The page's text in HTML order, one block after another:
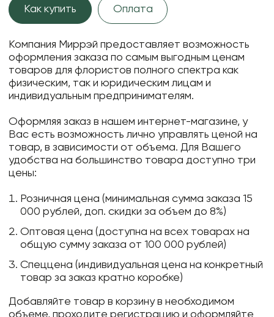
Как купить Оплата
Компания Миррэй предоставляет возможность
оформления заказа по самым выгодным ценам
товаров для флористов полного спектра как
физическим, так и юридическим лицам и
индивидуальным предпринимателям.
Оформляя заказ в нашем интернет-магазине, у
Вас есть возможность лично управлять ценой на
товар, в зависимости от объема. Для Вашего
удобства на большинство товара доступно три
цены:
Розничная цена (минимальная сумма заказа 15
000 рублей, доп. скидки за объем до 8%)
Оптовая цена (доступна на всех товарах на
общую сумму заказа от 100 000 рублей)
Спеццена (индивидуальная цена на конкретный
товар за заказ кратно коробке)
Добавляйте товар в корзину в необходимом
объеме, проходите регистрацию и оформляйте